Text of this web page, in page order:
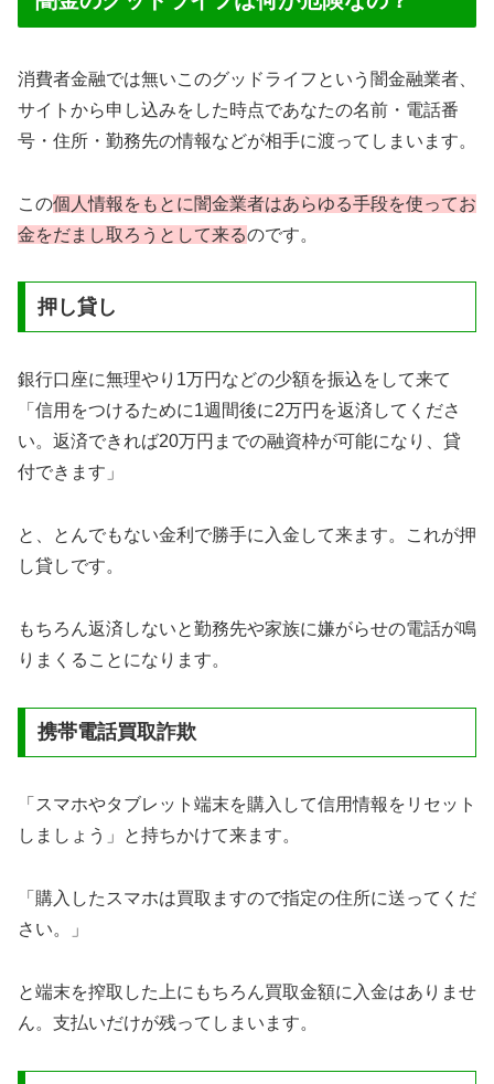
消費者金融では無いこのグッドライフという闇金融業者、
サイトから申し込みをした時点であなたの名前・電話番
号・住所・勤務先の情報などが相手に渡ってしまいます。
この個人情報をもとに闇金業者はあらゆる手段を使ってお
金をだまし取ろうとして来るのです。
押し貸し
銀行口座に無理やり1万円などの少額を振込をして来て
「信用をつけるために1週間後に2万円を返済してくださ
い。返済できれば20万円までの融資枠が可能になり、貸
付できます」
と、とんでもない金利で勝手に入金して来ます。これが押
し貸しです。
もちろん返済しないと勤務先や家族に嫌がらせの電話が鳴
りまくることになります。
携帯電話買取詐欺
「スマホやタブレット端末を購入して信用情報をリセット
しましょう」と持ちかけて来ます。
「購入したスマホは買取ますので指定の住所に送ってくだ
さい。」
と端末を搾取した上にもちろん買取金額に入金はありませ
ん。支払いだけが残ってしまいます。